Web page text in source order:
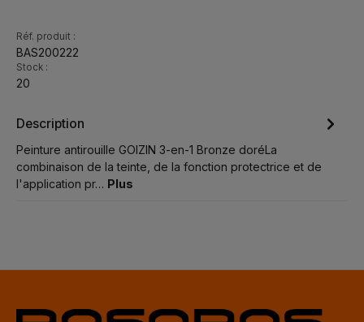
Réf. produit :
BAS200222
Stock :
20
Description
Peinture antirouille GOIZIN 3-en-1 Bronze doréLa
combinaison de la teinte, de la fonction protectrice et de
l'application pr… Plus